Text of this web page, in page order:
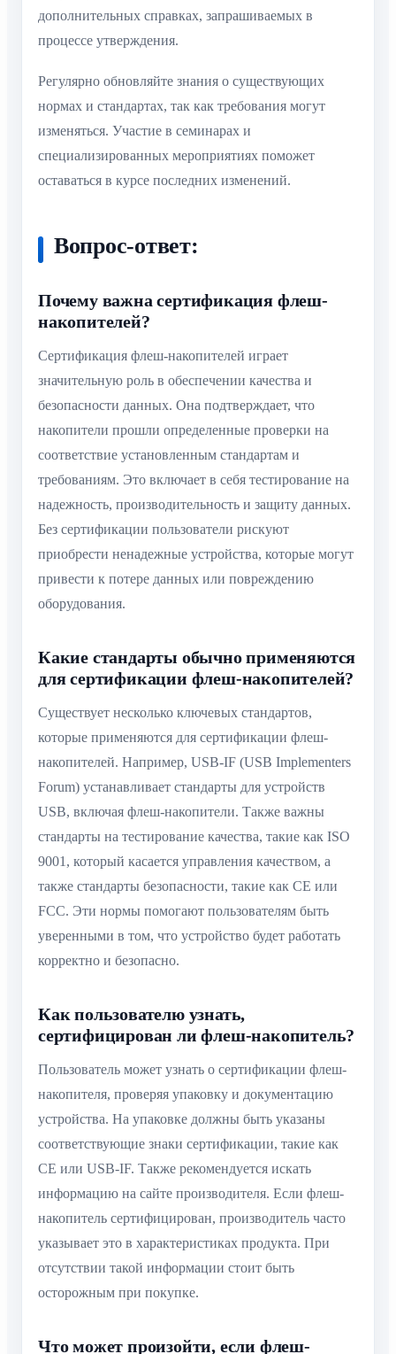
дополнительных справках, запрашиваемых в
процессе утверждения.
Регулярно обновляйте знания о существующих
нормах и стандартах, так как требования могут
изменяться. Участие в семинарах и
специализированных мероприятиях поможет
оставаться в курсе последних изменений.
Вопрос-ответ:
Почему важна сертификация флеш-
накопителей?
Сертификация флеш-накопителей играет
значительную роль в обеспечении качества и
безопасности данных. Она подтверждает, что
накопители прошли определенные проверки на
соответствие установленным стандартам и
требованиям. Это включает в себя тестирование на
надежность, производительность и защиту данных.
Без сертификации пользователи рискуют
приобрести ненадежные устройства, которые могут
привести к потере данных или повреждению
оборудования.
Какие стандарты обычно применяются
для сертификации флеш-накопителей?
Существует несколько ключевых стандартов,
которые применяются для сертификации флеш-
накопителей. Например, USB-IF (USB Implementers
Forum) устанавливает стандарты для устройств
USB, включая флеш-накопители. Также важны
стандарты на тестирование качества, такие как ISO
9001, который касается управления качеством, а
также стандарты безопасности, такие как CE или
FCC. Эти нормы помогают пользователям быть
уверенными в том, что устройство будет работать
корректно и безопасно.
Как пользователю узнать,
сертифицирован ли флеш-накопитель?
Пользователь может узнать о сертификации флеш-
накопителя, проверяя упаковку и документацию
устройства. На упаковке должны быть указаны
соответствующие знаки сертификации, такие как
CE или USB-IF. Также рекомендуется искать
информацию на сайте производителя. Если флеш-
накопитель сертифицирован, производитель часто
указывает это в характеристиках продукта. При
отсутствии такой информации стоит быть
осторожным при покупке.
Что может произойти, если флеш-